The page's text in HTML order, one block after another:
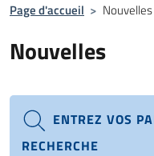
Page d'accueil > Nouvelles
Nouvelles
ENTREZ VOS
RECHERCHE